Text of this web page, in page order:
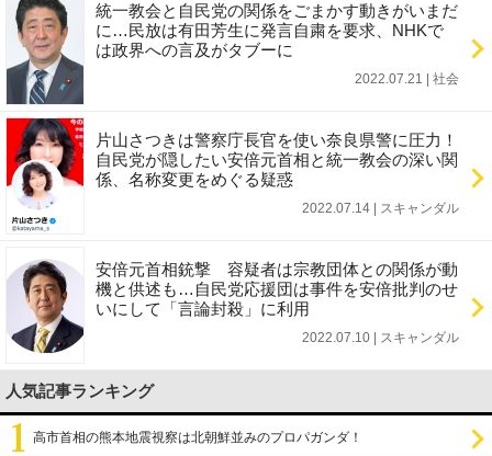
統一教会と自民党の関係をごまかす動きがいまだ
に…民放は有田芳生に発言自粛を要求、NHKで
は政界への言及がタブーに
2022.07.21 | 社会
片山さつきは警察庁長官を使い奈良県警に圧力！
自民党が隠したい安倍元首相と統一教会の深い関
係、名称変更をめぐる疑惑
2022.07.14 | スキャンダル
安倍元首相銃撃 容疑者は宗教団体との関係が動
機と供述も…自民党応援団は事件を安倍批判のせ
いにして「言論封殺」に利用
2022.07.10 | スキャンダル
人気記事ランキング
高市首相の熊本地震視察は北朝鮮並みのプロパガンダ！